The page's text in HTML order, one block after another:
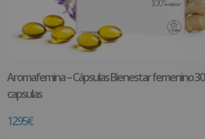
Aromafemina – Cápsulas Bienestar femenino 30
capsulas
12.95€